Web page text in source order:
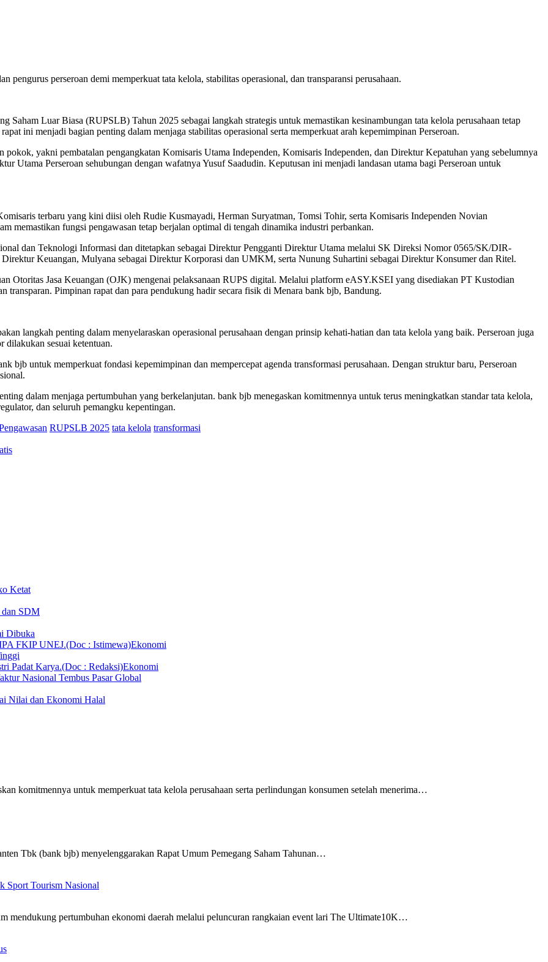
perseroan demi memperkuat tata kelola, stabilitas operasional, dan transparansi perusahaan.
Saham Luar Biasa (RUPSLB) Tahun 2025 sebagai langkah strategis untuk memastikan kesinambungan tata kelola perusahaan tetap
ini menjadi bagian penting dalam menjaga stabilitas operasional serta memperkuat arah kepemimpinan Perseroan.
yakni pembatalan pengangkatan Komisaris Utama Independen, Komisaris Independen, dan Direktur Kepatuhan yang sebelumnya
Utama Perseroan sehubungan dengan wafatnya Yusuf Saadudin. Keputusan ini menjadi landasan utama bagi Perseroan untuk
terbaru yang kini diisi oleh Rudie Kusmayadi, Herman Suryatman, Tomsi Tohir, serta Komisaris Independen Novian
memastikan fungsi pengawasan tetap berjalan optimal di tengah dinamika industri perbankan.
dan Teknologi Informasi dan ditetapkan sebagai Direktur Pengganti Direktur Utama melalui SK Direksi Nomor 0565/SK/DIR-
Keuangan, Mulyana sebagai Direktur Korporasi dan UMKM, serta Nunung Suhartini sebagai Direktur Konsumer dan Ritel.
Otoritas Jasa Keuangan (OJK) mengenai pelaksanaan RUPS digital. Melalui platform eASY.KSEI yang disediakan PT Kustodian
transparan. Pimpinan rapat dan para pendukung hadir secara fisik di Menara bank bjb, Bandung.
langkah penting dalam menyelaraskan operasional perusahaan dengan prinsip kehati-hatian dan tata kelola yang baik. Perseroan juga
dilakukan sesuai ketentuan.
untuk memperkuat fondasi kepemimpinan dan mempercepat agenda transformasi perusahaan. Dengan struktur baru, Perseroan
dalam menjaga pertumbuhan yang berkelanjutan. bank bjb menegaskan komitmennya untuk terus meningkatkan standar tata kelola,
dan seluruh pemangku kepentingan.
RUPSLB 2025 tata kelola transformasi
Ketat
SDM
Dibuka
Ekonomi
Ekonomi
Nasional Tembus Pasar Global
Nilai dan Ekonomi Halal
komitmennya untuk memperkuat tata kelola perusahaan serta perlindungan konsumen setelah menerima…
Tbk (bank bjb) menyelenggarakan Rapat Umum Pemegang Saham Tahunan…
Sport Tourism Nasional
mendukung pertumbuhan ekonomi daerah melalui peluncuran rangkaian event lari The Ultimate10K…